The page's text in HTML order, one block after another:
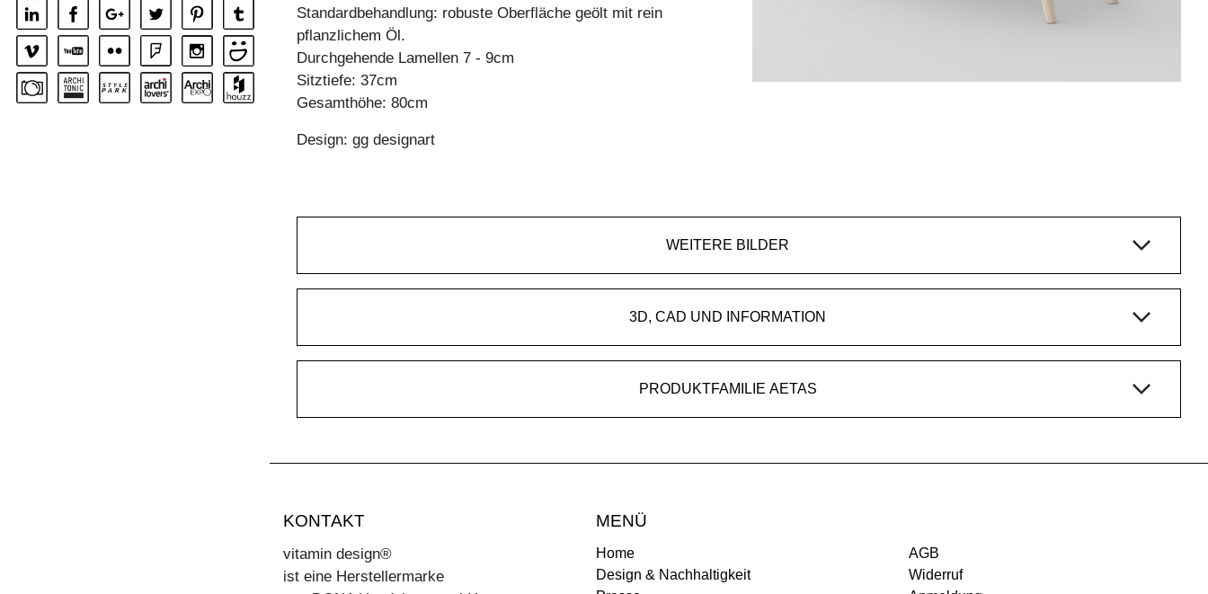
Standardbehandlung: robuste Oberfläche geölt mit rein
pflanzlichem Öl.
Durchgehende Lamellen 7 - 9cm
Sitztiefe: 37cm
Gesamthöhe: 80cm
Design: gg designart
WEITERE BILDER
3D, CAD UND INFORMATION
PRODUKTFAMILIE AETAS
KONTAKT
vitamin design®
ist eine Herstellermarke
MENÜ
Home
Design & Nachhaltigkeit
AGB
Widerruf